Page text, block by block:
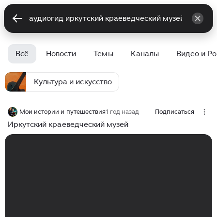
Всё Новости Темы Каналы Видео и
Культура и искусство
Мои истории и путешествия1 год назад Подписаться
Иркутский краеведческий музей